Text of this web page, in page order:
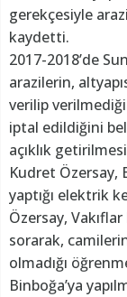
gerekçesiyle
kaydetti.
2017-2018’de
arazilerin,
verilip
iptal edildiğini
açıklık
Kudret Özersay,
yaptığı elektrik
Özersay,
sorarak,
olmadığı
Binboğa’ya